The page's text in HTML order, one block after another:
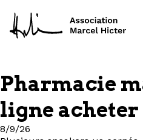
Pharmacie
ligne
8/9/26